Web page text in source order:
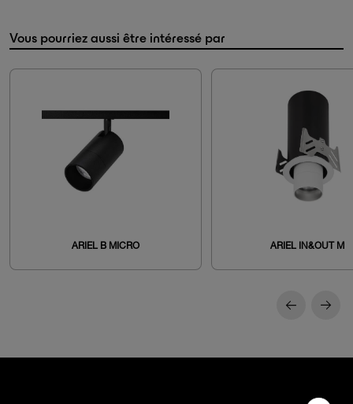
Vous pourriez aussi être intéressé par
ARIEL B MICRO ARIEL IN&OUT M